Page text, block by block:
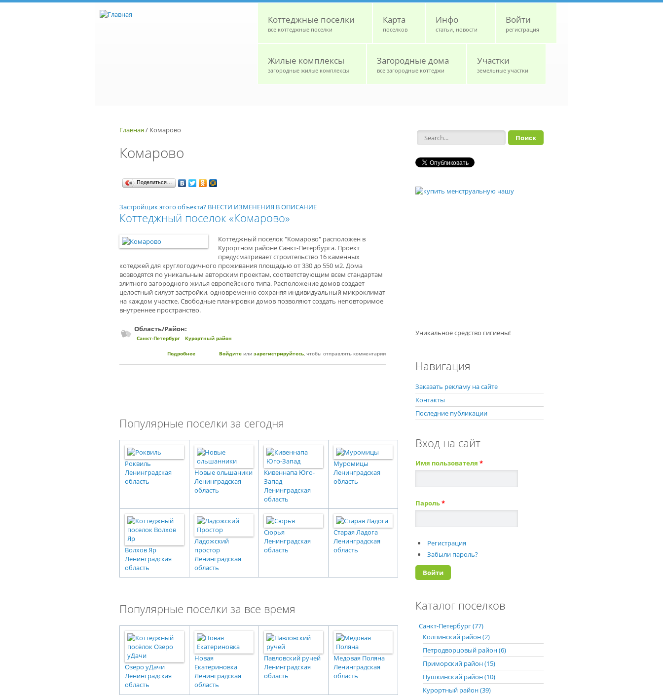
Коттеджные поселки
все коттеджные поселки
Карта
поселков
Инфо
статьи, новости
Войти
регистрация
Жилые комплексы
загородные жилые комплексы
Загородные дома
все загородные коттеджи
Участки
земельные участки
Главная / Комарово
Комарово
Поделиться…
Застройщик этого объекта? ВНЕСТИ ИЗМЕНЕНИЯ В ОПИСАНИЕ
Коттеджный поселок «Комарово»
Коттеджный поселок "Комарово" расположен в
Курортном районе Санкт-Петербурга. Проект
предусматривает строительство 16 каменных
котеджей для круглогодичного проживания площадью от 330 до 550 м2. Дома
возводятся по уникальным авторским проектам, соответствующим всем стандартам
элитного загородного жилья европейского типа. Расположение домов создает
целостный силуэт застройки, одновременно сохраняя индивидуальный микроклимат
на каждом участке. Свободные планировки домов позволяют создать неповторимое
внутреннее пространство.
Область/Район:
Санкт-Петербург Курортный район
Подробнее о Коттеджный поселок «Комарово»
Войдите или зарегистрируйтесь, чтобы отправлять комментарии
Популярные поселки за сегодня
Роквиль
Ленинградская
область
Новые ольшаники
Ленинградская
область
Кивеннапа Юго-
Запад
Ленинградская
область
Муромицы
Ленинградская
область
Волхов Яр
Ленинградская
область
Ладожский
простор
Ленинградская
область
Сюрья
Ленинградская
область
Старая Ладога
Ленинградская
область
Популярные поселки за все время
Озеро уДачи
Ленинградская
область
Новая
Екатериновка
Ленинградская
область
Павловский ручей
Ленинградская
область
Медовая Поляна
Ленинградская
область
Форма поиска
Уникальное средство гигиены!
Навигация
Заказать рекламу на сайте
Контакты
Последние публикации
Вход на сайт
Имя пользователя *
Пароль*
Регистрация
Забыли пароль?
Каталог поселков
Санкт-Петербург (77)
Колпинский район (2)
Петродворцовый район (6)
Приморский район (15)
Пушкинский район (10)
Курортный район (39)